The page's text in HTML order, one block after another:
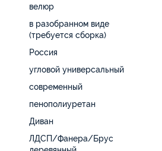
велюр
в разобранном виде
(требуется сборка)
Россия
угловой универсальный
современный
пенополиуретан
Диван
ЛДСП/Фанера/Брус